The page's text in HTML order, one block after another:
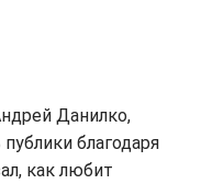
Данилко,
благодаря
как любит